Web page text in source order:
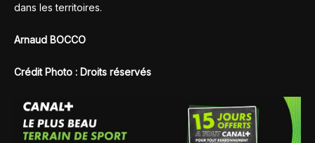
dans les territoires.
Arnaud BOCCO
Crédit Photo : Droits réservés